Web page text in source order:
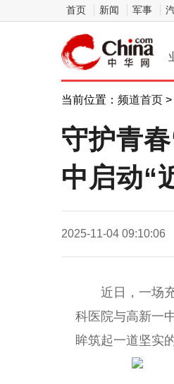
首页 新闻 军事
当前位置： 频道首页 >
守护青
中启动“
2025-11-04 09:10:06
近日，一场
科医院与高新一
眸筑起一道坚实